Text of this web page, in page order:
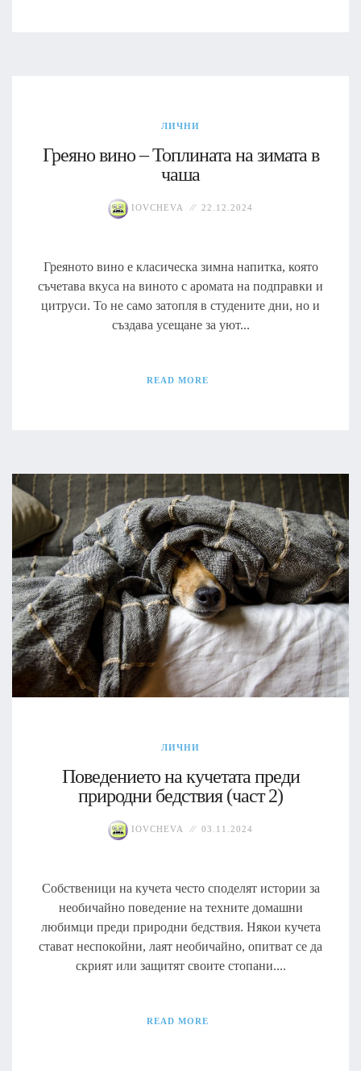
ЛИЧНИ
Греяно вино – Топлината на зимата в
чаша
IOVCHEVA 22.12.2024
Греяното вино е класическа зимна напитка, която
съчетава вкуса на виното с аромата на подправки и
цитруси. То не само затопля в студените дни, но и
създава усещане за уют...
READ MORE
ЛИЧНИ
Поведението на кучетата преди
природни бедствия (част 2)
IOVCHEVA 03.11.2024
Собственици на кучета често споделят истории за
необичайно поведение на техните домашни
любимци преди природни бедствия. Някои кучета
стават неспокойни, лаят необичайно, опитват се да
скрият или защитят своите стопани....
READ MORE